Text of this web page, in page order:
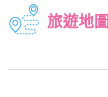
旅遊地圖